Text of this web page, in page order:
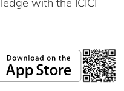
with the ICICI